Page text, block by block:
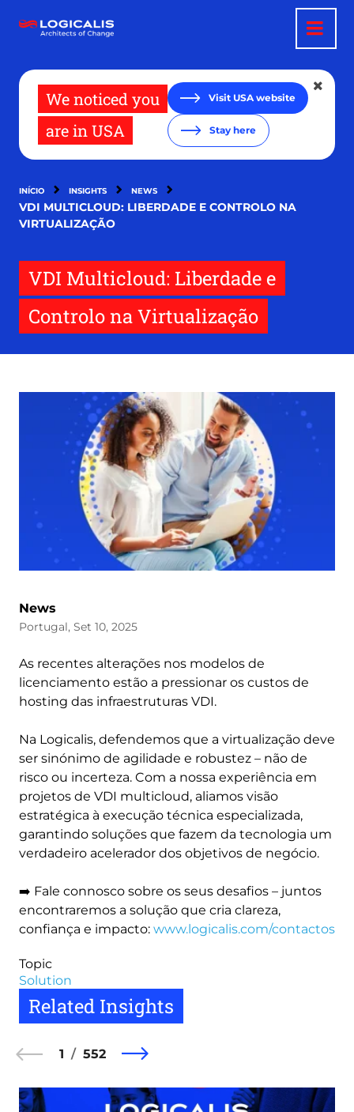
para
We noticed you
are in USA
Visit USA website
Stay here
INÍCIO INSIGHTS NEWS
VDI MULTICLOUD: LIBERDADE E CONTROLO NA
VIRTUALIZAÇÃO
VDI Multicloud: Liberdade e
Controlo na Virtualização
News
Portugal, Set 10, 2025
As recentes alterações nos modelos de
licenciamento estão a pressionar os custos de
hosting das infraestruturas VDI.
Na Logicalis, defendemos que a virtualização deve
ser sinónimo de agilidade e robustez – não de
risco ou incerteza. Com a nossa experiência em
projetos de VDI multicloud, aliamos visão
estratégica à execução técnica especializada,
garantindo soluções que fazem da tecnologia um
verdadeiro acelerador dos objetivos de negócio.
➡️ Fale connosco sobre os seus desafios – juntos
encontraremos a solução que cria clareza,
confiança e impacto: www.logicalis.com/contactos
Topic
Solution
Related Insights
1 552